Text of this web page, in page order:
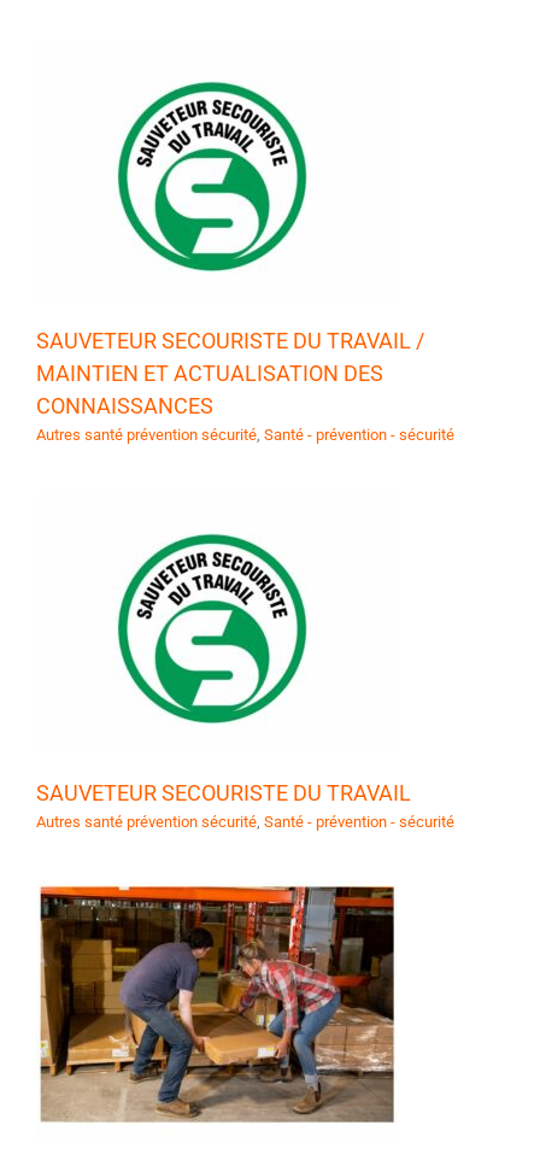
SAUVETEUR SECOURISTE DU TRAVAIL /
MAINTIEN ET ACTUALISATION DES
CONNAISSANCES
Autres santé prévention sécurité, Santé - prévention - sécurité
SAUVETEUR SECOURISTE DU TRAVAIL
Autres santé prévention sécurité, Santé - prévention - sécurité